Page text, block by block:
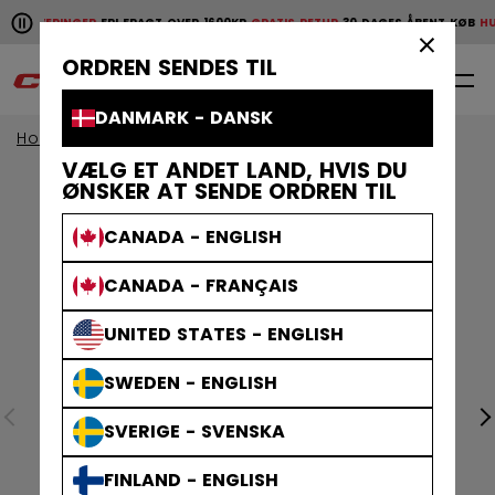
ORDREN SENDES TIL
DANMARK - DANSK
VÆLG ET ANDET LAND, HVIS DU
ØNSKER AT SENDE ORDREN TIL
CANADA - ENGLISH
CANADA - FRANÇAIS
UNITED STATES - ENGLISH
SWEDEN - ENGLISH
SVERIGE - SVENSKA
FINLAND - ENGLISH
Pause the horizontal scroll animation.
FRI FRAGT OVER 1600KRGRATIS RETUR30 DAGES ÅBENT KØB
Hurtige leveringer Gratis retur 30
Home